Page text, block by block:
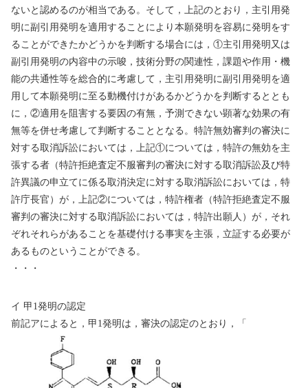
ないと認めるのが相当である。そして，上記のとおり，主引用発
明に副引用発明を適用することにより本願発明を容易に発明をす
ることができたかどうかを判断する場合には， ①主引用発明又は
副引用発明の内容中の示唆，技術分野の関連性，課題や作用・機
能の共通性等を総合的に考慮して，主引用発明に副引用発明を適
用して本願発明に至る動機付けがあるかどうかを判断するととも
に， ②適用を阻害する要因の有無，予測できない顕著な効果の有
無等を併せ考慮して判断することとなる。特許無効審判の審決に
対する取消訴訟においては，上記①については，特許の無効を主
張する者（特許拒絶査定不服審判の審決に対する取消訴訟及び特
許異議の申立てに係る取消決定に対する取消訴訟においては，特
許庁長官）が，上記②については，特許権者（特許拒絶査定不服
審判の審決に対する取消訴訟においては，特許出願人）が，それ
ぞれそれらがあることを基礎付ける事実を主張，立証する必要が
あるものということができる。
・・・
イ 甲 1 発明の認定
前記アによると，甲 1 発明は，審決の認定のとおり，「